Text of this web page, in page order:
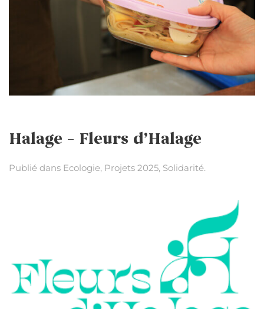
Halage – Fleurs d’Halage
Publié dans Ecologie, Projets 2025, Solidarité.